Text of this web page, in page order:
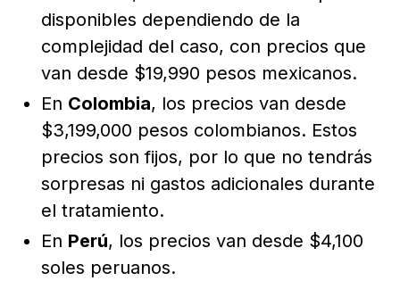
disponibles dependiendo de la
complejidad del caso, con precios que
van desde $19,990 pesos mexicanos.
En Colombia, los precios van desde
$3,199,000 pesos colombianos. Estos
precios son fijos, por lo que no tendrás
sorpresas ni gastos adicionales durante
el tratamiento.
En Perú, los precios van desde $4,100
soles peruanos.